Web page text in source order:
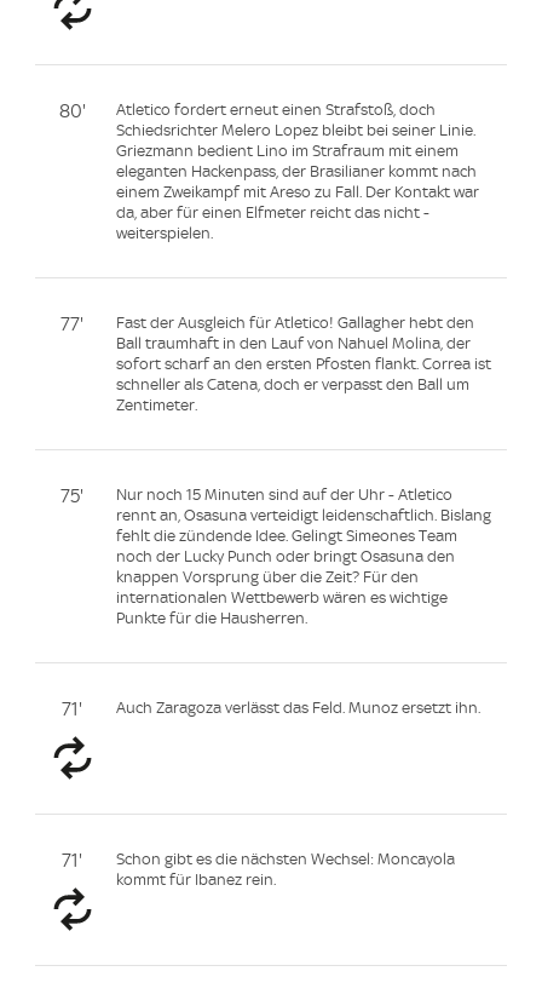
80'
Atletico fordert erneut einen Strafstoß, doch
Schiedsrichter Melero Lopez bleibt bei seiner Linie.
Griezmann bedient Lino im Strafraum mit einem
eleganten Hackenpass, der Brasilianer kommt nach
einem Zweikampf mit Areso zu Fall. Der Kontakt war
da, aber für einen Elfmeter reicht das nicht -
weiterspielen.
77'
Fast der Ausgleich für Atletico! Gallagher hebt den
Ball traumhaft in den Lauf von Nahuel Molina, der
sofort scharf an den ersten Pfosten flankt. Correa ist
schneller als Catena, doch er verpasst den Ball um
Zentimeter.
75'
Nur noch 15 Minuten sind auf der Uhr - Atletico
rennt an, Osasuna verteidigt leidenschaftlich. Bislang
fehlt die zündende Idee. Gelingt Simeones Team
noch der Lucky Punch oder bringt Osasuna den
knappen Vorsprung über die Zeit? Für den
internationalen Wettbewerb wären es wichtige
Punkte für die Hausherren.
71' Auch Zaragoza verlässt das Feld. Munoz ersetzt ihn.
71'
Schon gibt es die nächsten Wechsel: Moncayola
kommt für Ibanez rein.